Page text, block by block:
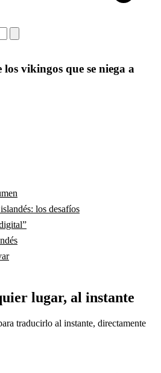
vikingos que se niega a
los desafíos
lugar, al instante
traducirlo al instante, directamente